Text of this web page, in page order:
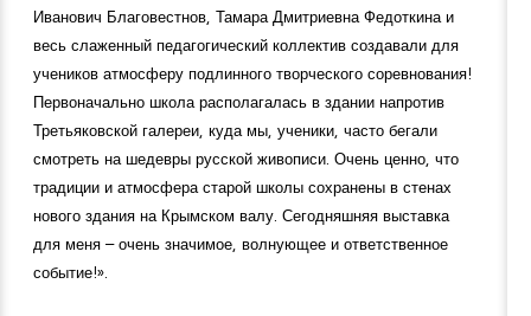
Иванович Благовестнов, Тамара Дмитриевна Федоткина и
весь слаженный педагогический коллектив создавали для
учеников атмосферу подлинного творческого соревнования!
Первоначально школа располагалась в здании напротив
Третьяковской галереи, куда мы, ученики, часто бегали
смотреть на шедевры русской живописи. Очень ценно, что
традиции и атмосфера старой школы сохранены в стенах
нового здания на Крымском валу. Сегодняшняя выставка
для меня – очень значимое, волнующее и ответственное
событие!».